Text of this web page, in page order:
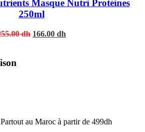
Masque Nutri Protéines
250ml
dh Original
166.00 dh
au Maroc à partir de 499dh